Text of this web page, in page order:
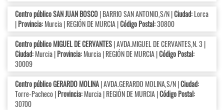
Centro público SAN JUAN BOSCO| BARRIO SAN ANTONIO,S/N |Ciudad:Lorca
|Provincia:Murcia | REGIÓN DE MURCIA |Código Postal:30800
Centro público MIGUEL DE CERVANTES| AVDA.MIGUEL DE CERVANTES,N. 3 |
Ciudad:Murcia |Provincia:Murcia | REGIÓN DE MURCIA |Código Postal:
30009
Centro público GERARDO MOLINA| AVDA.GERARDO MOLINA,S/N |Ciudad:
Torre-Pacheco |Provincia:Murcia | REGIÓN DE MURCIA |Código Postal:
30700